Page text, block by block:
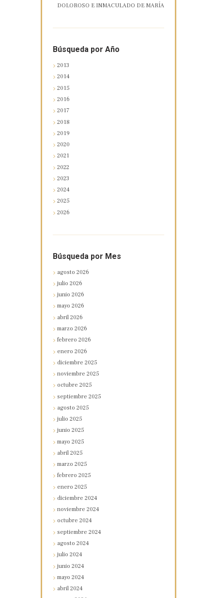
DOLOROSO E INMACULADO DE MARÍA
Búsqueda por Año
2013
2014
2015
2016
2017
2018
2019
2020
2021
2022
2023
2024
2025
2026
Búsqueda por Mes
agosto2026
julio2026
junio2026
mayo2026
abril2026
marzo2026
febrero2026
enero2026
diciembre2025
noviembre2025
octubre2025
septiembre2025
agosto2025
julio2025
junio2025
mayo2025
abril2025
marzo2025
febrero2025
enero2025
diciembre2024
noviembre2024
octubre2024
septiembre2024
agosto2024
julio2024
junio2024
mayo2024
abril2024